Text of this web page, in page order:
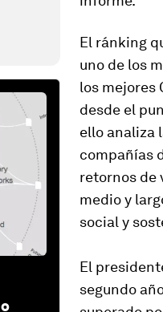
El ránking
uno de los
los mejores
desde el
ello analiza
compañías
retornos de
medio y
social y
El
segundo